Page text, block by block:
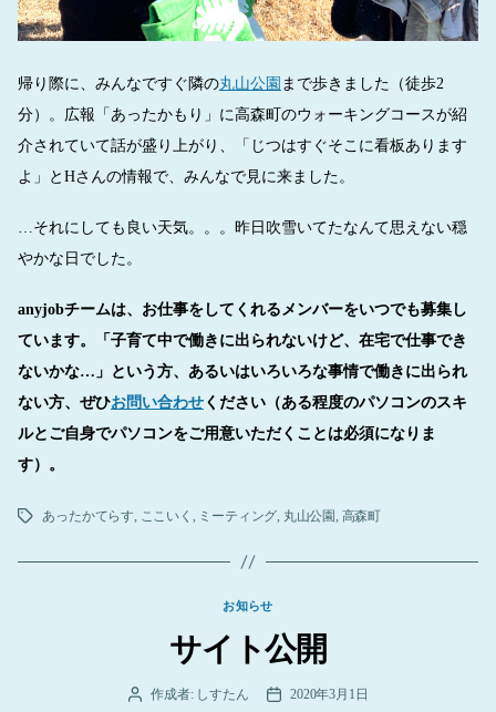
帰り際に、みんなですぐ隣の丸山公園 まで歩きました（徒歩2
分）。広報「あったかもり」に高森町のウォーキングコースが紹
介されていて話が盛り上がり、「じつはすぐそこに看板あります
よ」とHさんの情報で、みんなで見に来ました。
…それにしても良い天気。。。昨日吹雪いてたなんて思えない穏
やかな日でした。
anyjobチームは、お仕事をしてくれるメンバーをいつでも募集し
ています。「子育て中で働きに出られないけど、在宅で仕事でき
ないかな…」という方、あるいはいろいろな事情で働きに出られ
ない方、ぜひお問い合わせください（ある程度のパソコンのスキ
ルとご自身でパソコンをご用意いただくことは必須になりま
す）。
タ
あったかてらす, ここいく , ミーティング, 丸山公園, 高森町
カ
ゴ
リ
お知らせ
サイト公開
投
作成者: しすたん
投 2020年3月1日